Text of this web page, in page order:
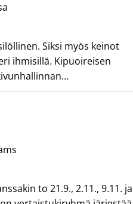
Siksi myös keinot
ihmisillä. Kipuoireisen
to 21.9., 2.11., 9.11. ja